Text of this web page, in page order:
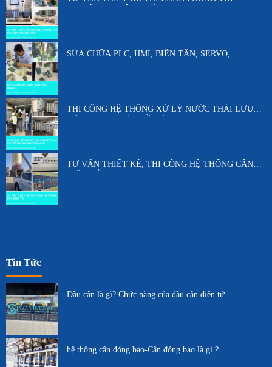
SỬA CHỮA PLC, HMI, BIẾN TẦN, SERVO,…
THI CÔNG HỆ THỐNG XỬ LÝ NƯỚC THẢI LƯU
TƯ VẤN THIẾT KẾ, THI CÔNG HỆ THỐNG CÂN
Tin Tức
Đầu cân là gì? Chức năng của đầu cân điện tử
hệ thống cân đóng bao-Cân đóng bao là gi ?